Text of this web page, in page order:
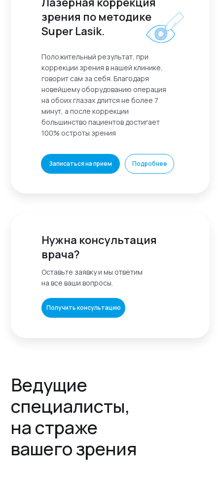
зрения по методике
Super Lasik.
Положительный результат, при
коррекции зрения в нашей клинике,
говорит сам за себя. Благодаря
новейшему оборудованию операция
на обоих глазах длится не более 7
минут, а после коррекции
большинство пациентов достигает
100% остроты зрения
Записаться на прием Подробнее
Получить консультацию
Оставьте заявку и мы ответим
на все ваши вопросы.
Нужна консультация
врача?
Ведущие
специалисты,
на страже
вашего зрения